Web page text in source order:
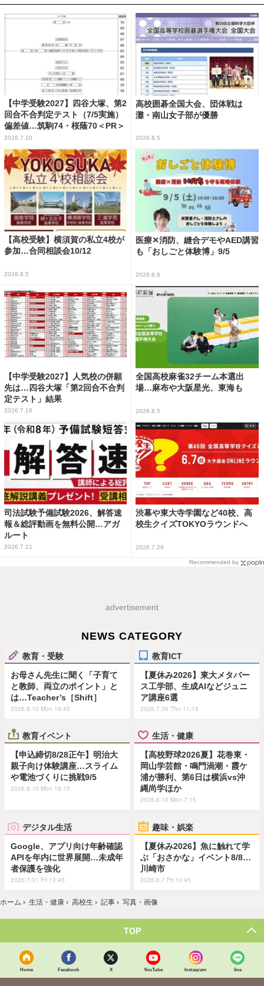
【中学受験2027】四谷大塚、第2
回合不合判定テスト（7/5実施）
偏差値…筑駒74・桜蔭70＜PR＞
2026.7.10
高校囲碁全国大会、団体戦は
灘・南山女子部が優勝
2026.8.5
【高校受験】横須賀の私立4校が
参加…合同相談会10/12
2026.8.5
医療✕消防、縫合デモやAED講習
も「おしごと体験博」9/5
2026.8.6
【中学受験2027】人気校の併願
先は…四谷大塚「第2回合不合判
定テスト」結果
2026.7.16
全国高校麻雀32チーム本選出
場…麻布や大阪星光、東海も
2026.8.5
司法試験予備試験2026、解答速
報＆総評動画を無料公開…アガ
ルート
2026.7.21
渋幕や東大寺学園など40校、高
校生クイズTOKYOラウンドへ
2026.7.29
Recommended by
advertisement
NEWS CATEGORY
教育・受験
お母さん先生に聞く「子育て
と教師、両立のポイント」と
は…Teacher’s［Shift］
2026.8.10 Mon 19:45
教育ICT
【夏休み2026】東大メタバー
ス工学部、生成AIなどジュニ
ア講座6選
2026.7.30 Thu 11:15
教育イベント
【申込締切8/28正午】明治大
親子向け体験講座…スライム
や電池づくりに挑戦9/5
2026.8.10 Mon 18:15
生活・健康
【高校野球2026夏】花巻東・
岡山学芸館・鳴門渦潮・霞ケ
浦が勝利、第6日は横浜vs沖
縄尚学ほか
2026.8.10 Mon 7:15
デジタル生活
Google、アプリ向け年齢確認
APIを年内に世界展開…未成年
者保護を強化
2026.7.31 Fri 13:45
趣味・娯楽
【夏休み2026】魚に触れて学
ぶ「おさかな」イベント8/8…
川崎市
2026.8.7 Fri 10:45
ホーム › 生活・健康 › 高校生 › 記事 › 写真・画像
TOP
Home Facebook X YouTube Instagram line